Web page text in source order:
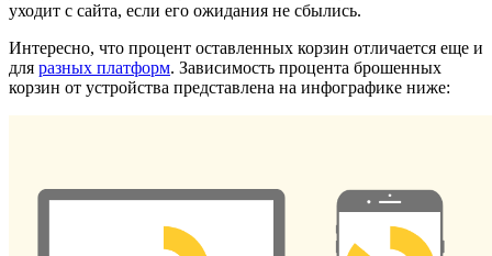
уходит с сайта, если его ожидания не сбылись.
Интересно, что процент оставленных корзин отличается еще и
для разных платформ. Зависимость процента брошенных
корзин от устройства представлена на инфографике ниже: